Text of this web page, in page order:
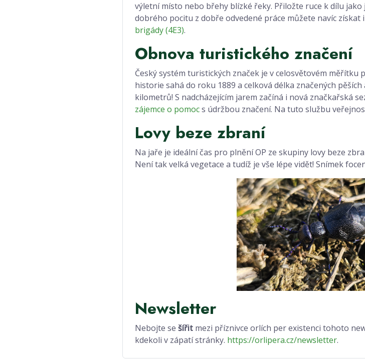
výletní místo nebo břehy blízké řeky. Přiložte ruce k dílu
dobrého pocitu z dobře odvedené práce můžete navíc získat
brigády (4E3).
Obnova turistického značení
Český systém turistických značek je v celosvětovém měřítku
historie sahá do roku 1889 a celková délka značených
kilometrů! S nadcházejícím jarem začíná i nová značkařská
zájemce o pomocs údržbou značení. Na tuto službu
Lovy beze zbraní
Na jaře je ideální čas pro plnění OP ze skupiny lovy beze
Není tak velká vegetace a tudíž je vše lépe vidět! Snímek
Newsletter
Nebojte se šířit mezi příznivce orlích per existenci tohoto
kdekoli v zápatí stránky. https://orlipera.cz/newsletter.